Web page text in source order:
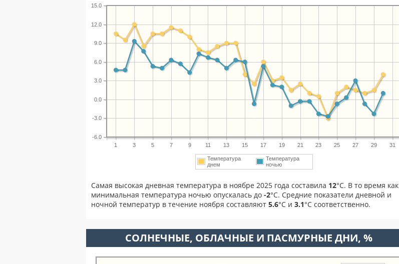
1 3 5 7 9 11 13 15 17 19 21 23 25 27 29 31
-6.0
-3.0
0.0
3.0
6.0
9.0
12.0
15.0
Температура
днем
Температура
ночью
Самая высокая дневная температура в ноябре 2025 года составила 12°С. В то время как
минимальная температура ночью опускалась до -2°C. Средние показатели дневной и
ночной температур в течение ноября составляют 5.6°С и 3.1°С соответственно.
CОЛНЕЧНЫЕ, ОБЛАЧНЫЕ И ПАСМУРНЫЕ ДНИ, %